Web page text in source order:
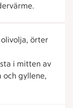
örter
i mitten av
och gyllene,